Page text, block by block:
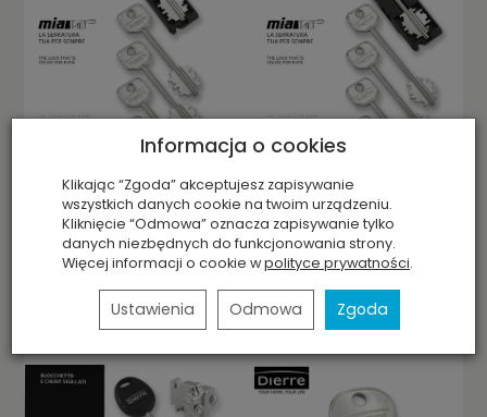
MIA 3130-5, wkładka do
drzwi DIERRE (4 klucze
92 mm + klucz
składany)
Jest
503,94 zł
MIA 3230-5, wkładka do
drzwi DIERRE (4 klucze
107 mm + klucz
składany)
Jest
457,22 zł
Informacja o cookies
Klikając “Zgoda” akceptujesz zapisywanie
wszystkich danych cookie na twoim urządzeniu.
Kliknięcie “Odmowa” oznacza zapisywanie tylko
danych niezbędnych do funkcjonowania strony.
Więcej informacji o cookie wpolityce prywatności.
Ustawienia Odmowa Zgoda